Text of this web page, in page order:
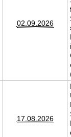
02.09.2026
17.08.2026